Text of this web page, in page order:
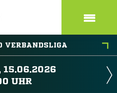
VERBANDSLIGA
